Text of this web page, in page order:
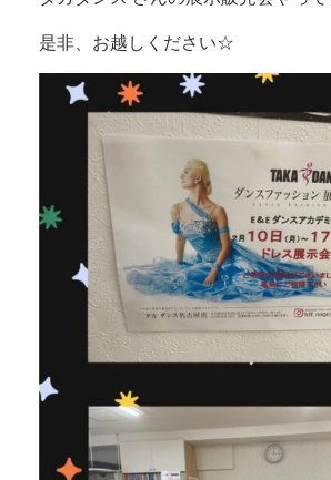
是非、お越しください☆